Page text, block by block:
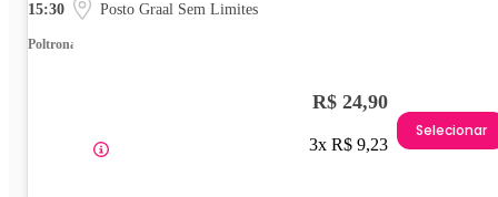
15:30 Posto Graal Sem Limites
Poltrona
R$ 24,90
3x R$ 9,23
Selecionar